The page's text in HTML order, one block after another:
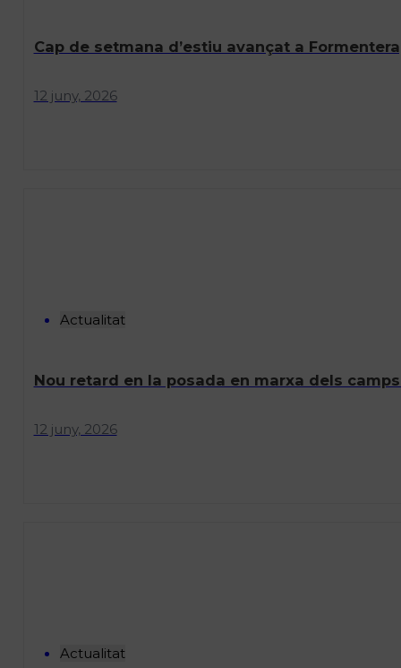
Cap de setmana d’estiu avançat a
12 juny, 2026
Actualitat
Nou retard en la posada en marxa dels
12 juny, 2026
Actualitat